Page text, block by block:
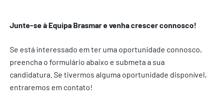
Junte-se à Equipa Brasmar e venha crescer connosco!
Se está interessado em ter uma oportunidade connosco,
preencha o formulário abaixo e submeta a sua
candidatura. Se tivermos alguma oportunidade disponível,
entraremos em contato!